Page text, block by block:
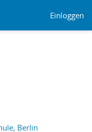
Einloggen
Berlin